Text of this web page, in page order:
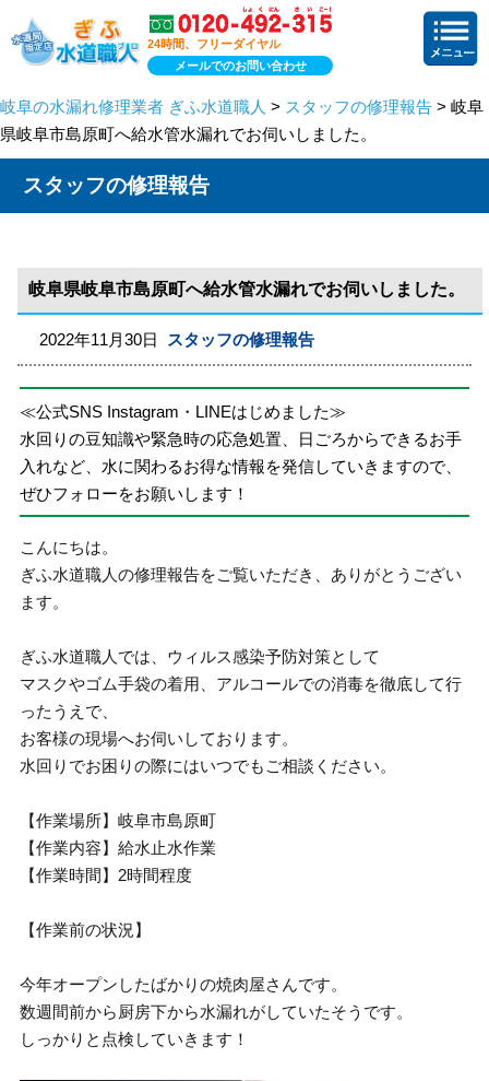
24時間、フリーダイヤル
メールでのお問い合わせ
岐阜の水漏れ修理業者 ぎふ水道職人 > スタッフの修理報告 > 岐阜
県岐阜市島原町へ給水管水漏れでお伺いしました。
スタッフの修理報告
岐阜県岐阜市島原町へ給水管水漏れでお伺いしました。
2022年11月30日 スタッフの修理報告
≪公式SNS Instagram・LINEはじめました≫
水回りの豆知識や緊急時の応急処置、日ごろからできるお手
入れなど、水に関わるお得な情報を発信していきますので、
ぜひフォローをお願いします！
こんにちは。
ぎふ水道職人の修理報告をご覧いただき、ありがとうござい
ます。
ぎふ水道職人では、ウィルス感染予防対策として
マスクやゴム手袋の着用、アルコールでの消毒を徹底して行
ったうえで、
お客様の現場へお伺いしております。
水回りでお困りの際にはいつでもご相談ください。
【作業場所】岐阜市島原町
【作業内容】給水止水作業
【作業時間】2時間程度
【作業前の状況】
今年オープンしたばかりの焼肉屋さんです。
数週間前から厨房下から水漏れがしていたそうです。
しっかりと点検していきます！